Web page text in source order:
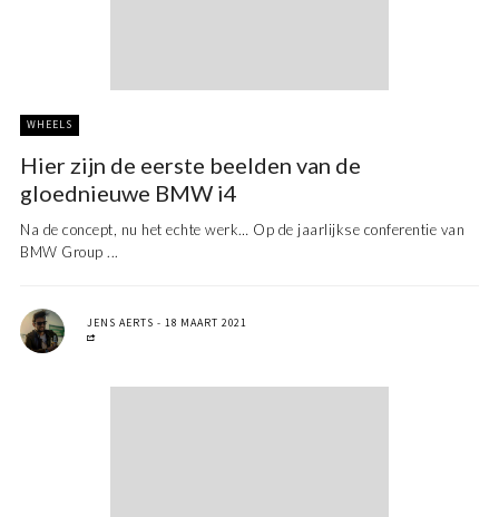
WHEELS
Hier zijn de eerste beelden van de
gloednieuwe BMW i4
Na de concept, nu het echte werk… Op de jaarlijkse conferentie van
BMW Group ...
JENS AERTS 18 MAART 2021